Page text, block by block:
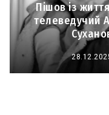
Пішов із
телеведучий